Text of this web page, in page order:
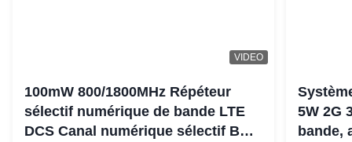
VIDEO
100mW 800/1800MHz Répéteur
sélectif numérique de bande LTE
DCS Canal numérique sélectif Bda
5W 2G
bande,